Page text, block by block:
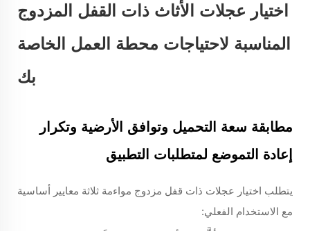
اختيار عجلات الأثاث ذات القفل المزدوج
المناسبة لاحتياجات محطة العمل الخاصة
بك
مطابقة سعة التحميل وتوافق الأرضية وتكرار
إعادة التموضع لمتطلبات التطبيق
يتطلب اختيار عجلات ذات قفل مزدوج مواءمة ثلاثة معايير أساسية
مع الاستخدام الفعلي: